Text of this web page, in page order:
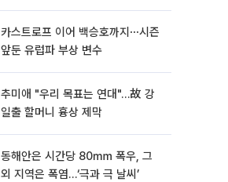
카스트로프 이어 백승호까지⋯시즌
앞둔 유럽파 부상 변수
추미애 "우리 목표는 연대"…故 강
일출 할머니 흉상 제막
동해안은 시간당 80㎜ 폭우, 그
외 지역은 폭염…‘극과 극 날씨’